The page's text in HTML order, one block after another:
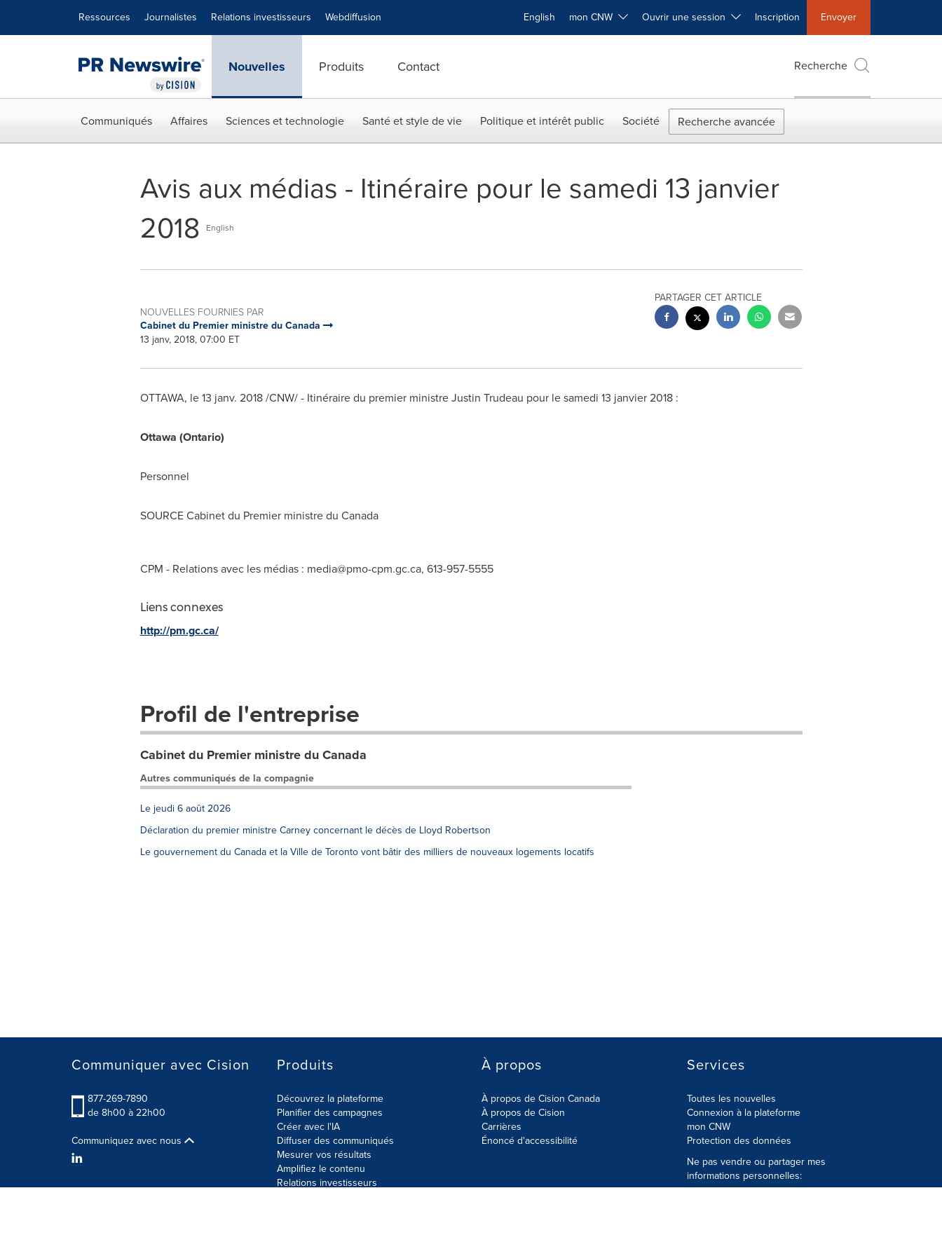
Ressources Journalistes Relations investisseurs Webdiffusion English mon CNW Ouvrir une session Inscription Envoyer
Nouvelles Produits Contact Recherche
Communiqués Affaires Sciences et technologie Santé et style de vie Politique et intérêt public Société Recherche avancée
Avis aux médias - Itinéraire pour le samedi 13 janvier
2018
English
NOUVELLES FOURNIES PAR
Cabinet du Premier ministre du Canada
13 janv, 2018, 07:00 ET
PARTAGER CET ARTICLE
OTTAWA, le 13 janv. 2018 /CNW/ - Itinéraire du premier ministreJustin Trudeau pour le samedi 13 janvier 2018 :
Ottawa (Ontario)
Personnel
SOURCE Cabinet du Premier ministre du Canada
CPM - Relations avec les médias : media@pmo-cpm.gc.ca, 613-957-5555
Liens connexes
http://pm.gc.ca/
Profil de l'entreprise
Cabinet du Premier ministre du Canada
Autres communiqués de la compagnie
Le jeudi 6 août 2026
Déclaration du premier ministre Carney concernant le décès de Lloyd Robertson
Le gouvernement du Canada et la Ville de Toronto vont bâtir des milliers de nouveaux logements locatifs
Communiquer avec Cision
877-269-7890
de 8h00 à 22h00
Communiquez avec nous
Produits
Découvrez la plateforme
Planifier des campagnes
Créer avec l'IA
Diffuser des communiqués
Mesurer vos résultats
Amplifiez le contenu
Relations investisseurs
À propos
À propos de Cision Canada
À propos de Cision
Carrières
Énoncé d'accessibilité
Services
Toutes les nouvelles
Connexion à la plateforme
mon CNW
Protection des données
Ne pas vendre ou partager mes
informations personnelles: